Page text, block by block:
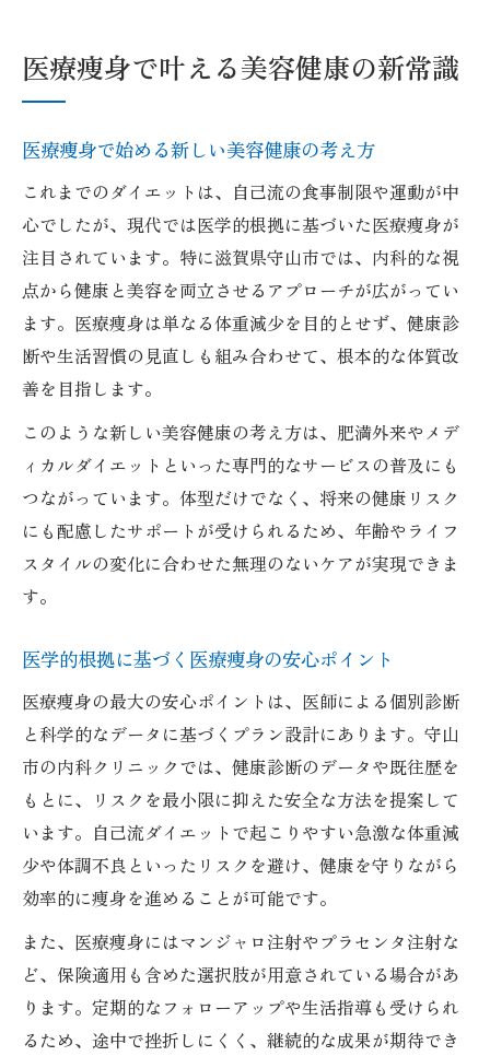
自己流ダイエットと医療痩身の違いを解説
守山市で注目される医療痩身の最新動向と
は
地元で受けられる医療痩身のメリットと魅
力
滋賀の医療痩身が美と健康に与える影響を
解説
守山市の医療痩身と従来ダイエットの違い
最新医療痩身サービスの選び方と比較ポイ
ント
メディカルダイエット選びで大切な視点とは
医療痩身におけるクリニック選びの重要性
メディカルダイエットの効果と医療痩身の
関係性
ライフスタイルに合う医療痩身のポイント
医療痩身で注意すべきリスクと安全性につ
健康診断を活かした賢い痩身アプローチ術
健康診断を活用した医療痩身の始め方
医療痩身と健康診断の連携で効率的に痩せ
る方法
健康診断データを活かす医療痩身の新提案
健康状態に合わせた医療痩身アプローチの
ポイント
医療痩身と予防医学の相乗効果を徹底解説
医療痩身で叶える美容健康の新常識
医療痩身で始める新しい美容健康の考え方
これまでのダイエットは、自己流の食事制限や運動が中
心でしたが、現代では医学的根拠に基づいた医療痩身が
注目されています。特に滋賀県守山市では、内科的な視
点から健康と美容を両立させるアプローチが広がってい
ます。医療痩身は単なる体重減少を目的とせず、健康診
断や生活習慣の見直しも組み合わせて、根本的な体質改
善を目指します。
このような新しい美容健康の考え方は、肥満外来やメデ
ィカルダイエットといった専門的なサービスの普及にも
つながっています。体型だけでなく、将来の健康リスク
にも配慮したサポートが受けられるため、年齢やライフ
スタイルの変化に合わせた無理のないケアが実現できま
す。
医学的根拠に基づく医療痩身の安心ポイント
医療痩身の最大の安心ポイントは、医師による個別診断
と科学的なデータに基づくプラン設計にあります。守山
市の内科クリニックでは、健康診断のデータや既往歴を
もとに、リスクを最小限に抑えた安全な方法を提案して
います。自己流ダイエットで起こりやすい急激な体重減
少や体調不良といったリスクを避け、健康を守りながら
効率的に痩身を進めることが可能です。
また、医療痩身にはマンジャロ注射やプラセンタ注射な
ど、保険適用も含めた選択肢が用意されている場合があ
ります。定期的なフォローアップや生活指導も受けられ
るため、途中で挫折しにくく、継続的な成果が期待でき